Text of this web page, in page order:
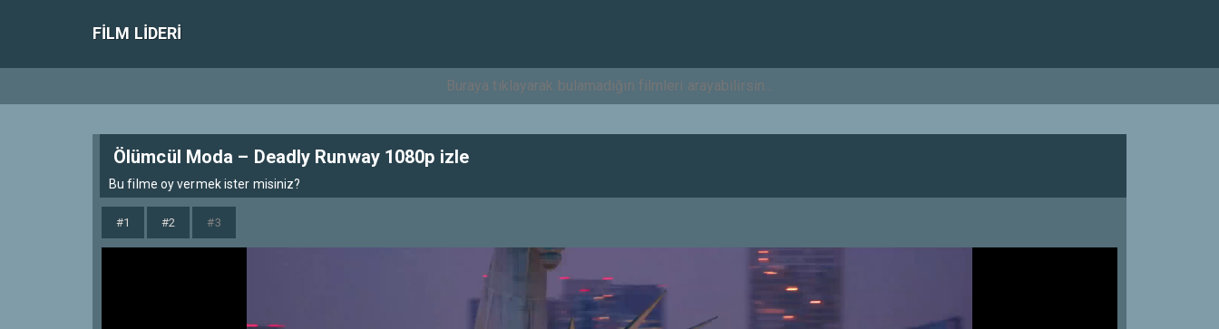
FILM LIDERI
Ölümcül Moda – Deadly Runway 1080p izle
Bu filme oy vermek ister misiniz?
#1 #2 #3